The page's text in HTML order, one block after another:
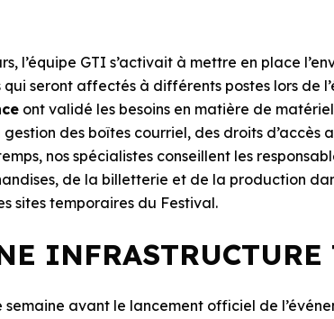
l’équipe GTI s’activait à mettre en place
seront affectés à différents postes lors de
ont validé les besoins en matière de
des boîtes courriel, des droits d’accès
nos spécialistes conseillent les
de la billetterie et de la production
sites temporaires du Festival.
avant le lancement officiel de